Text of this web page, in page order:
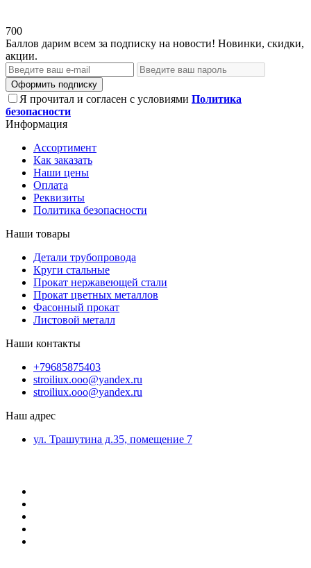
700
Баллов дарим всем за подписку на новости! Новинки, скидки,
акции.
Оформить подписку
Я прочитал и согласен с условиями Политика
безопасности
Информация
Ассортимент
Как заказать
Наши цены
Оплата
Реквизиты
Политика безопасности
Наши товары
Детали трубопровода
Круги стальные
Прокат нержавеющей стали
Прокат цветных металлов
Фасонный прокат
Листовой металл
Наши контакты
+79685875403
stroiliux.ooo@yandex.ru
stroiliux.ooo@yandex.ru
Наш адрес
ул. Трашутина д.35, помещение 7